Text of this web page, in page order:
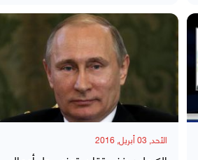
الأحد, 03 أبريل, 2016